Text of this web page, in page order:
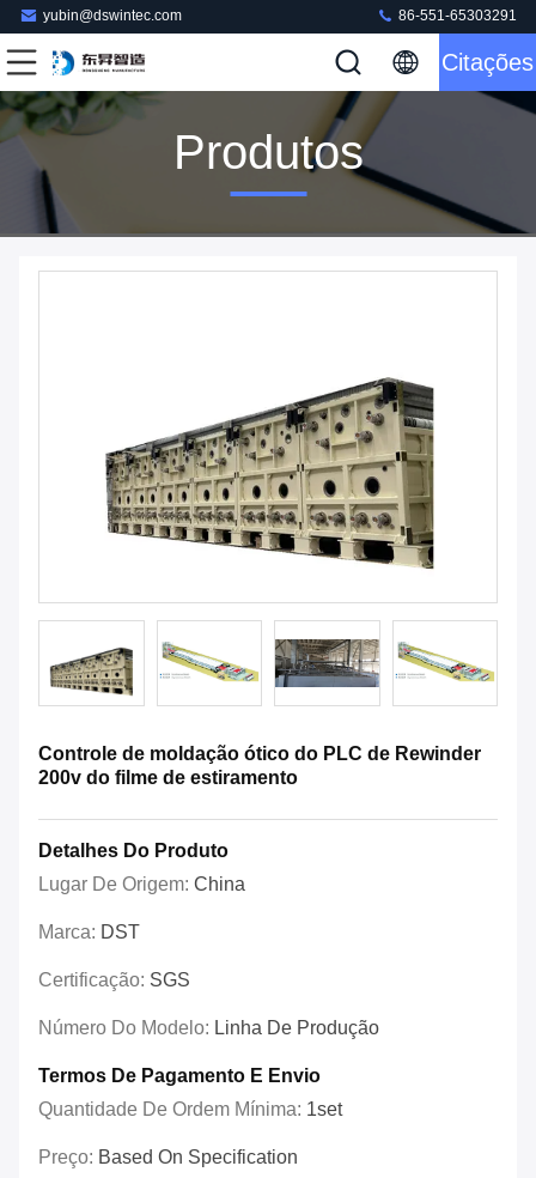
yubin@dswintec.com 86-551-65303291
Citações
Produtos
Controle de moldação ótico do PLC de Rewinder
200v do filme de estiramento
Detalhes Do Produto
Lugar De Origem: China
Marca: DST
Certificação: SGS
Número Do Modelo: Linha De Produção
Termos De Pagamento E Envio
Quantidade De Ordem Mínima: 1set
Preço: Based On Specification